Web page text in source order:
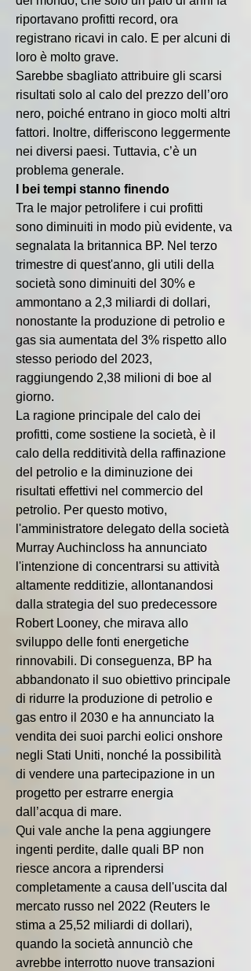
riportavano profitti record, ora
registrano ricavi in ​​calo. E per alcuni di
loro è molto grave.
Sarebbe sbagliato attribuire gli scarsi
risultati solo al calo del prezzo dell’oro
nero, poiché entrano in gioco molti altri
fattori. Inoltre, differiscono leggermente
nei diversi paesi. Tuttavia, c’è un
problema generale.
I bei tempi stanno finendo
Tra le major petrolifere i cui profitti
sono diminuiti in modo più evidente, va
segnalata la britannica BP. Nel terzo
trimestre di quest'anno, gli utili della
società sono diminuiti del 30% e
ammontano a 2,3 miliardi di dollari,
nonostante la produzione di petrolio e
gas sia aumentata del 3% rispetto allo
stesso periodo del 2023,
raggiungendo 2,38 milioni di boe al
giorno.
La ragione principale del calo dei
profitti, come sostiene la società, è il
calo della redditività della raffinazione
del petrolio e la diminuzione dei
risultati effettivi nel commercio del
petrolio. Per questo motivo,
l'amministratore delegato della società
Murray Auchincloss ha annunciato
l'intenzione di concentrarsi su attività
altamente redditizie, allontanandosi
dalla strategia del suo predecessore
Robert Looney, che mirava allo
sviluppo delle fonti energetiche
rinnovabili. Di conseguenza, BP ha
abbandonato il suo obiettivo principale
di ridurre la produzione di petrolio e
gas entro il 2030 e ha annunciato la
vendita dei suoi parchi eolici onshore
negli Stati Uniti, nonché la possibilità
di vendere una partecipazione in un
progetto per estrarre energia
dall’acqua di mare.
Qui vale anche la pena aggiungere
ingenti perdite, dalle quali BP non
riesce ancora a riprendersi
completamente a causa dell'uscita dal
mercato russo nel 2022 (Reuters le
stima a 25,52 miliardi di dollari),
quando la società annunciò che
avrebbe interrotto nuove transazioni